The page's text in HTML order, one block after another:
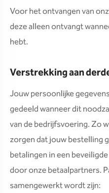
Voor het ontvangen van
deze alleen ontvangt
hebt.
Verstrekking aan
Jouw persoonlijke
gedeeld wanneer dit
van de bedrijfsvoering. Zo
zorgen dat jouw bestelling
betalingen in een
door onze betaalpartners.
samengewerkt wordt zijn: